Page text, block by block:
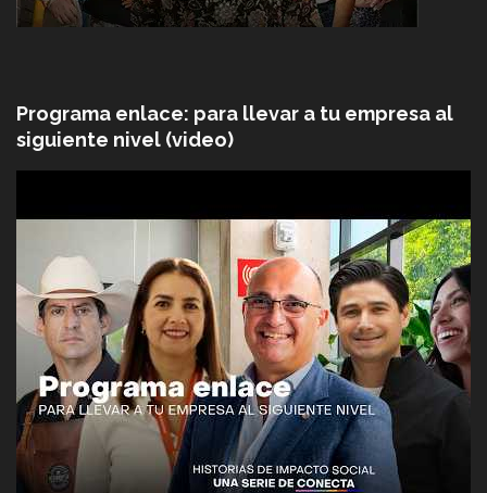
Programa enlace: para llevar a tu empresa al
siguiente nivel (video)